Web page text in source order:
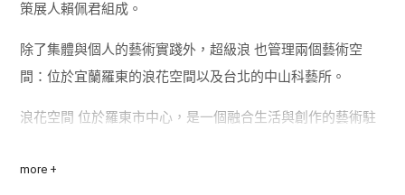
策展人賴佩君組成。
除了集體與個人的藝術實踐外，超級浪 也管理兩個藝術空
間：位於宜蘭羅東的浪花空間以及台北的中山科藝所。
浪花空間 位於羅東市中心，是一個融合生活與創作的藝術駐
環境。中山科藝所 坐落於台北市中心，透過展覽與沙龍活動
more +